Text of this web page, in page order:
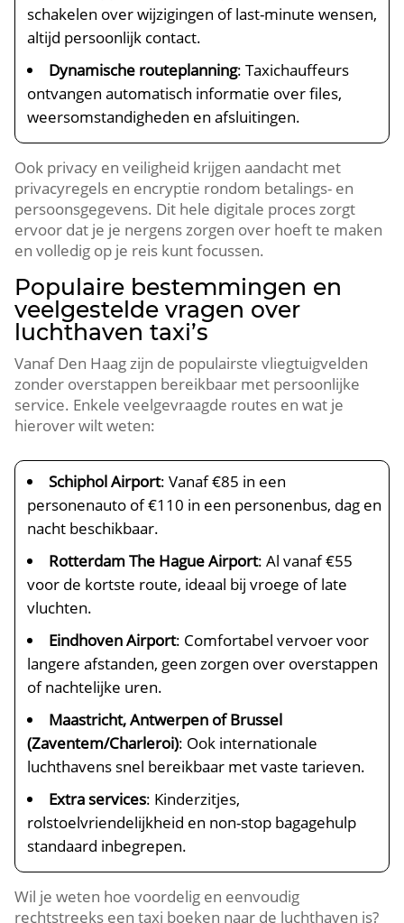
schakelen over wijzigingen of last-minute wensen,
altijd persoonlijk contact.
Dynamische routeplanning: Taxichauffeurs
ontvangen automatisch informatie over files,
weersomstandigheden en afsluitingen.
Ook privacy en veiligheid krijgen aandacht met
privacyregels en encryptie rondom betalings- en
persoonsgegevens. Dit hele digitale proces zorgt
ervoor dat je je nergens zorgen over hoeft te maken
en volledig op je reis kunt focussen.
Populaire bestemmingen en
veelgestelde vragen over
luchthaven taxi’s
Vanaf Den Haag zijn de populairste vliegtuigvelden
zonder overstappen bereikbaar met persoonlijke
service. Enkele veelgevraagde routes en wat je
hierover wilt weten:
Schiphol Airport: Vanaf €85 in een
personenauto of €110 in een personenbus, dag en
nacht beschikbaar.
Rotterdam The Hague Airport: Al vanaf €55
voor de kortste route, ideaal bij vroege of late
vluchten.
Eindhoven Airport: Comfortabel vervoer voor
langere afstanden, geen zorgen over overstappen
of nachtelijke uren.
Maastricht, Antwerpen of Brussel
(Zaventem/Charleroi): Ook internationale
luchthavens snel bereikbaar met vaste tarieven.
Extra services: Kinderzitjes,
rolstoelvriendelijkheid en non-stop bagagehulp
standaard inbegrepen.
Wil je weten hoe voordelig en eenvoudig
rechtstreeks een taxi boeken naar de luchthaven is?